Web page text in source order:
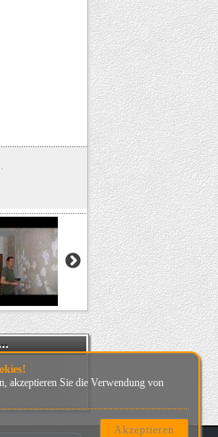
akzeptieren Sie die Verwendung von
Akzeptieren